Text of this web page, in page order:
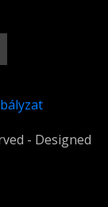
- Designed